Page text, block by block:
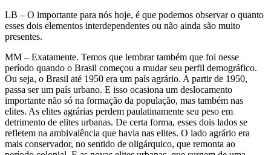
LB – O importante para nós hoje, é que podemos observar o quanto
esses dois elementos interdependentes ou não ainda são muito
presentes.
MM – Exatamente. Temos que lembrar também que foi nesse
período quando o Brasil começou a mudar seu perfil demográfico.
Ou seja, o Brasil até 1950 era um país agrário. A partir de 1950,
passa ser um país urbano. E isso ocasiona um deslocamento
importante não só na formação da população, mas também nas
elites. As elites agrárias perdem paulatinamente seu peso em
detrimento de elites urbanas. De certa forma, esses dois lados se
refletem na ambivalência que havia nas elites. O lado agrário era
mais conservador, no sentido de oligárquico, que remonta ao